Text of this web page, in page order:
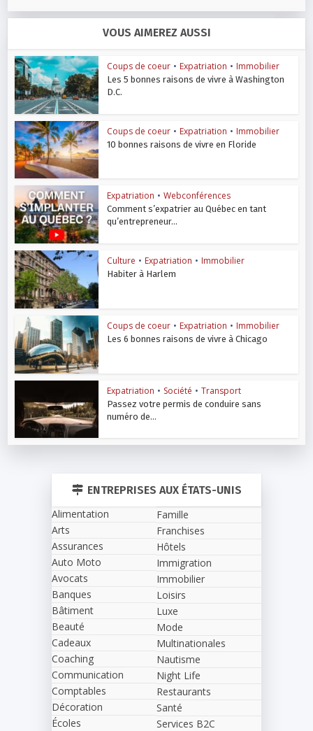
VOUS AIMEREZ AUSSI
Coups de coeur • Expatriation • Immobilier
Les 5 bonnes raisons de vivre à Washington
D.C.
Coups de coeur • Expatriation • Immobilier
10 bonnes raisons de vivre en Floride
Expatriation • Webconférences
Comment s’expatrier au Québec en tant
qu’entrepreneur...
Culture • Expatriation • Immobilier
Habiter à Harlem
Coups de coeur • Expatriation • Immobilier
Les 6 bonnes raisons de vivre à Chicago
Expatriation • Société • Transport
Passez votre permis de conduire sans
numéro de...
ENTREPRISES AUX ÉTATS-UNIS
Alimentation
Arts
Assurances
Auto Moto
Avocats
Banques
Bâtiment
Beauté
Cadeaux
Coaching
Communication
Comptables
Décoration
Écoles
Famille
Franchises
Hôtels
Immigration
Immobilier
Loisirs
Luxe
Mode
Multinationales
Nautisme
Night Life
Restaurants
Santé
Services B2C